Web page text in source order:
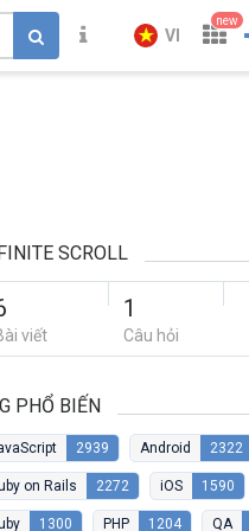
VI
new
SCROLL
viết
1
Câu hỏi
PHỔ BIẾN
2939 Android 2322
on Rails 2272 iOS 1590
1300 PHP 1204 QA